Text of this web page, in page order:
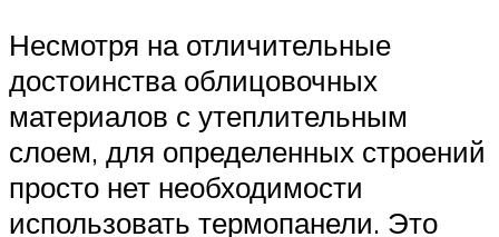
Несмотря на отличительные
достоинства облицовочных
материалов с утеплительным
слоем, для определенных строений
просто нет необходимости
использовать термопанели. Это